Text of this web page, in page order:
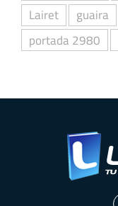
Lairet
guaira
portada 2980